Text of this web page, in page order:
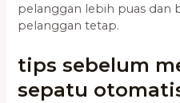
pelanggan lebih puas dan
pelanggan tetap.
tips sebelum
sepatu